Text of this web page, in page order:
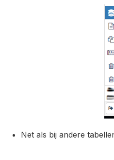
Net als bij andere